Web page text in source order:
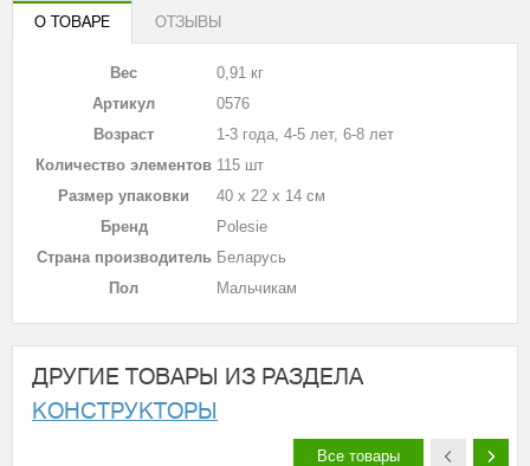
О ТОВАРЕ
ОТЗЫВЫ
Вес
0,91 кг
Артикул
0576
Возраст
1-3 года, 4-5 лет, 6-8 лет
Количество элементов 115 шт
Размер упаковки
40 х 22 х 14 см
Бренд
Polesie
Страна производитель Беларусь
Пол
Мальчикам
ДРУГИЕ ТОВАРЫ ИЗ РАЗДЕЛА
КОНСТРУКТОРЫ
Все товары